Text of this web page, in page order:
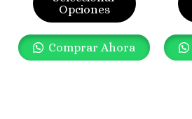
Opciones
De
Producto
Comprar Ahora